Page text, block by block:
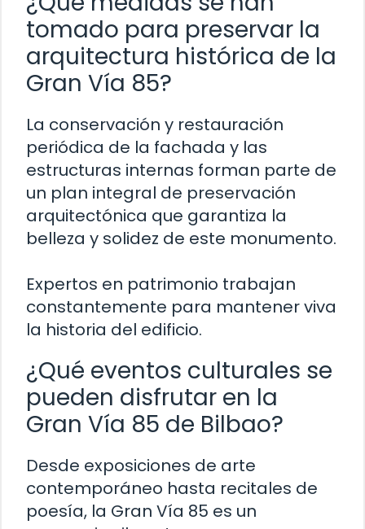
tomado para preservar la
arquitectura histórica de la
Gran Vía 85?
La conservación y restauración
periódica de la fachada y las
estructuras internas forman parte de
un plan integral de preservación
arquitectónica que garantiza la
belleza y solidez de este monumento.
Expertos en patrimonio trabajan
constantemente para mantener viva
la historia del edificio.
¿Qué eventos culturales se
pueden disfrutar en la
Gran Vía 85 de Bilbao?
Desde exposiciones de arte
contemporáneo hasta recitales de
poesía, la Gran Vía 85 es un